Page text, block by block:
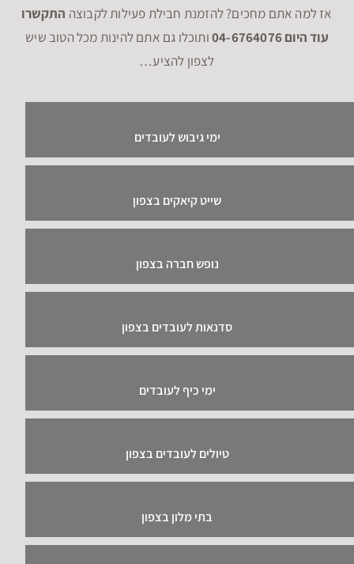
אז למה אתם מחכים? להזמנת חבילת פעילות לקבוצה התקשרו
עוד היום 04-6764076
ותוכלו גם אתם להינות מכל הטוב שיש
לצפון להציע…
ימי גיבוש לעובדים
שייט קיאקים בצפון
נופש חברה בצפון
סדנאות לעובדים בצפון
ימי כיף לעובדים
טיולים לעובדים בצפון
בתי מלון בצפון